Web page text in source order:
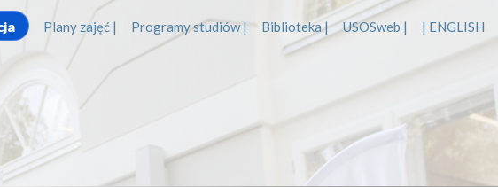
Plany zajęć | Programy studiów | Biblioteka | USOSweb | | ENGLISH